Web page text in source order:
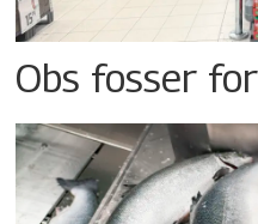
Obs fosser